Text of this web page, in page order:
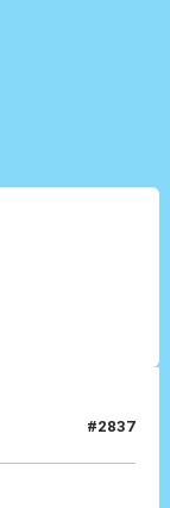
#2837